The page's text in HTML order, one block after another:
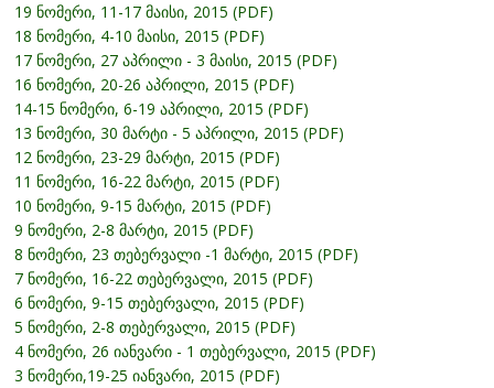
19 ნომერი, 11-17 მაისი, 2015 (PDF)
18 ნომერი, 4-10 მაისი, 2015 (PDF)
17 ნომერი, 27 აპრილი - 3 მაისი, 2015 (PDF)
16 ნომერი, 20-26 აპრილი, 2015 (PDF)
14-15 ნომერი, 6-19 აპრილი, 2015 (PDF)
13 ნომერი, 30 მარტი - 5 აპრილი, 2015 (PDF)
12 ნომერი, 23-29 მარტი, 2015 (PDF)
11 ნომერი, 16-22 მარტი, 2015 (PDF)
10 ნომერი, 9-15 მარტი, 2015 (PDF)
9 ნომერი, 2-8 მარტი, 2015 (PDF)
8 ნომერი, 23 თებერვალი -1 მარტი, 2015 (PDF)
7 ნომერი, 16-22 თებერვალი, 2015 (PDF)
6 ნომერი, 9-15 თებერვალი, 2015 (PDF)
5 ნომერი, 2-8 თებერვალი, 2015 (PDF)
4 ნომერი, 26 იანვარი - 1 თებერვალი, 2015 (PDF)
3 ნომერი,19-25 იანვარი, 2015 (PDF)